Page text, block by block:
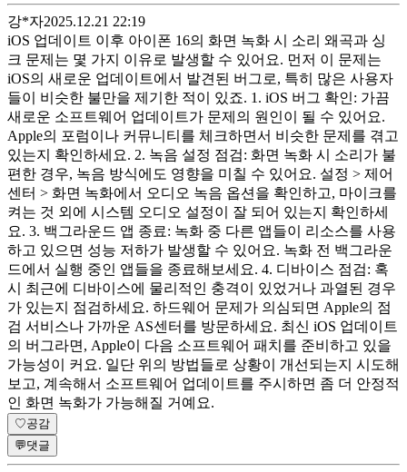
강*자2025.12.21 22:19
iOS 업데이트 이후 아이폰 16의 화면 녹화 시 소리 왜곡과 싱
크 문제는 몇 가지 이유로 발생할 수 있어요. 먼저 이 문제는
iOS의 새로운 업데이트에서 발견된 버그로, 특히 많은 사용자
들이 비슷한 불만을 제기한 적이 있죠. 1. iOS 버그 확인: 가끔
새로운 소프트웨어 업데이트가 문제의 원인이 될 수 있어요.
Apple의 포럼이나 커뮤니티를 체크하면서 비슷한 문제를 겪고
있는지 확인하세요. 2. 녹음 설정 점검: 화면 녹화 시 소리가 불
편한 경우, 녹음 방식에도 영향을 미칠 수 있어요. 설정 > 제어
센터 > 화면 녹화에서 오디오 녹음 옵션을 확인하고, 마이크를
켜는 것 외에 시스템 오디오 설정이 잘 되어 있는지 확인하세
요. 3. 백그라운드 앱 종료: 녹화 중 다른 앱들이 리소스를 사용
하고 있으면 성능 저하가 발생할 수 있어요. 녹화 전 백그라운
드에서 실행 중인 앱들을 종료해보세요. 4. 디바이스 점검: 혹
시 최근에 디바이스에 물리적인 충격이 있었거나 과열된 경우
가 있는지 점검하세요. 하드웨어 문제가 의심되면 Apple의 점
검 서비스나 가까운 AS센터를 방문하세요. 최신 iOS 업데이트
의 버그라면, Apple이 다음 소프트웨어 패치를 준비하고 있을
가능성이 커요. 일단 위의 방법들로 상황이 개선되는지 시도해
보고, 계속해서 소프트웨어 업데이트를 주시하면 좀 더 안정적
인 화면 녹화가 가능해질 거예요.
♡공감
💬댓글